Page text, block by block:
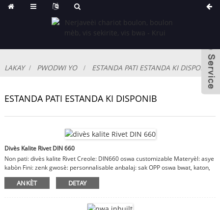
LAKAY PWODWI YO ESTANDA PATI ESTANDA KI DISPONIB
ESTANDA PATI ESTANDA KI DISPONIB
Divès Kalite Rivet DIN 660
Non pati: divès kalite Rivet Creole: DIN660 oswa customizable Materyèl: asye
kabòn Fini: zenk gwosè: personnalisable anbalaj: sak OPP oswa bwat, katon,
ka bwa Remak: materyèl, fini, gwosè yo customizable
ANKÈT DETAY